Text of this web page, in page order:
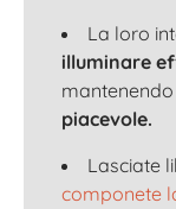
La loro
illuminare
piacevole.
Lasciate
componete